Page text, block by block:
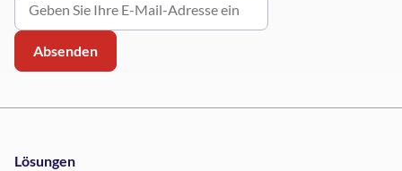
Lösungen